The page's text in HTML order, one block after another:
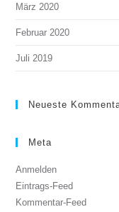
März 2020
Februar 2020
Juli 2019
Neueste
Meta
Anmelden
Eintrags-Feed
Kommentar-Feed